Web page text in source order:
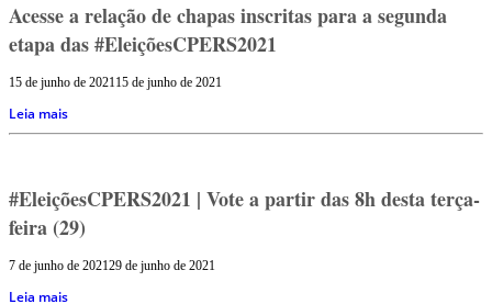
Acesse a relação de chapas inscritas para a segunda
etapa das #EleiçõesCPERS2021
15 de junho de 202115 de junho de 2021
Leia mais
#EleiçõesCPERS2021 | Vote a partir das 8h desta terça-
feira (29)
7 de junho de 202129 de junho de 2021
Leia mais